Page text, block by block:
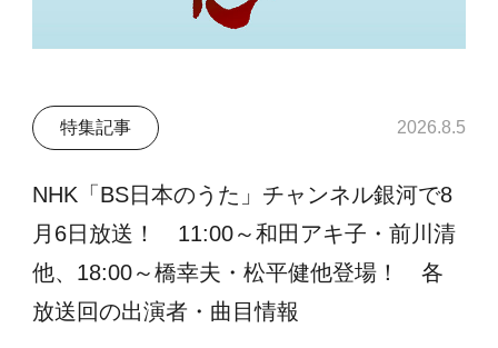
特集記事 2026.8.5
NHK「BS日本のうた」チャンネル銀河で8
月6日放送！ 11:00～和田アキ子・前川清
他、18:00～橋幸夫・松平健他登場！ 各
放送回の出演者・曲目情報